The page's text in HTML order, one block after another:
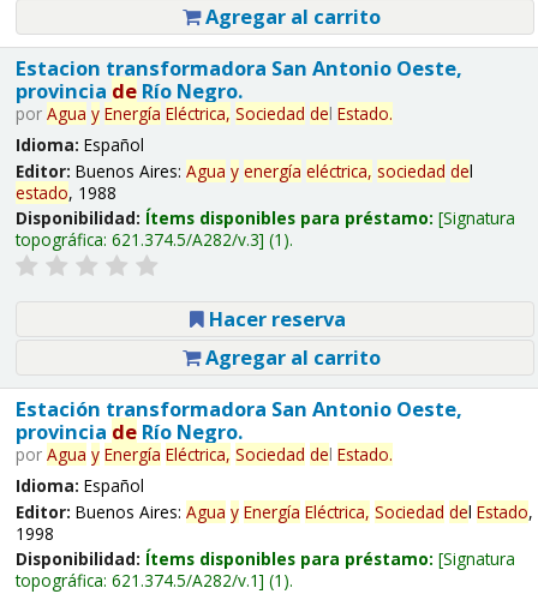
Agregar al carrito
Estacion transformadora San Antonio Oeste,
provincia deRío Negro.
por Agua y Energía Eléctrica, Sociedad del Estado.
Idioma: Español
Editor: Buenos Aires: Agua y energía eléctrica, sociedad del
estado, 1988
Disponibilidad: Ítems disponibles para préstamo: Signatura
topográfica: 621.374.5/A282/v.3 (1).
Hacer reserva
Agregar al carrito
Estación transformadora San Antonio Oeste,
provincia deRío Negro.
por Agua y Energía Eléctrica, Sociedad del Estado.
Idioma: Español
Editor: Buenos Aires: Agua y Energía Eléctrica, Sociedad del Estado,
1998
Disponibilidad: Ítems disponibles para préstamo: Signatura
topográfica: 621.374.5/A282/v.1 (1).